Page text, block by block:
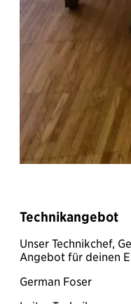
Technikangebot
Unser Technikchef,
Angebot für deinen
German Foser